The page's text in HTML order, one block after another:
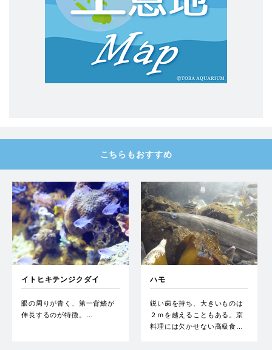
こちらもおすすめ
イトヒキテンジクダイ
眼の周りが青く、第一背鰭が
伸長するのが特徴。…
ハモ
鋭い歯を持ち、大きいものは
２ｍを越えることもある。京
料理には欠かせない高級食…